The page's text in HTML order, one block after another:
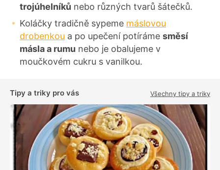
trojúhelníků nebo různých tvarů šátečků.
Koláčky tradičně sypeme máslovou
drobenkou a po upečení potíráme směsí
másla a rumu nebo je obalujeme v
moučkovém cukru s vanilkou.
Tipy a triky pro vás Všechny tipy a triky